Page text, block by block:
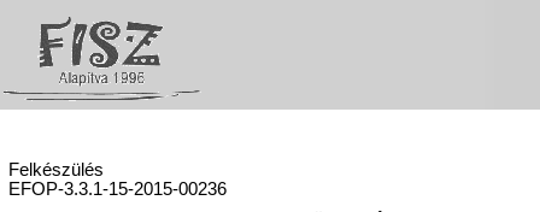
Felkészülés
EFOP-3.3.1-15-2015-00236